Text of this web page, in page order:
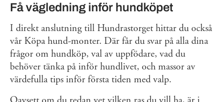
Få vägledning inför hundköpet
I direkt anslutning till Hundrastorget hittar du också
vår Köpa hund-monter. Där får du svar på alla dina
frågor om hundköp, val av uppfödare, vad du
behöver tänka på inför hundlivet, och massor av
värdefulla tips inför första tiden med valp.